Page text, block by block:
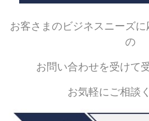
お客さまのビジネスニーズ
の
お問い合わせを受けて
お気軽にご相談